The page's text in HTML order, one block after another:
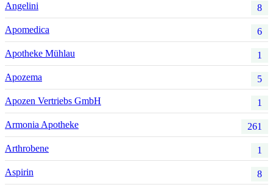
Angelini 8
Apomedica 6
Apotheke Mühlau 1
Apozema 5
Apozen Vertriebs GmbH 1
Armonia Apotheke 261
Arthrobene 1
Aspirin 8